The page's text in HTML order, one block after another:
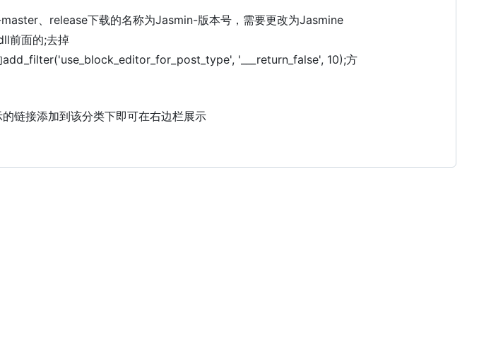
、release下载的名称为Jasmin-版本号，需要更改为Jasmine
前面的;去掉
'___return_false', 10);方
链接添加到该分类下即可在右边栏展示